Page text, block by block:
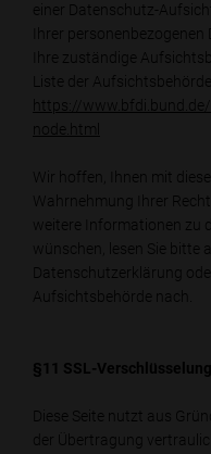
einer Datenschutz-
Ihrer
Ihre zuständige
Liste der
https://
node.html
Wir hoffen, Ihnen mit
Wahrnehmung Ihrer
weitere Informationen zu
wünschen, lesen Sie
Datenschutzerklärung
Aufsichtsbehörde nach.
§11 SSL-Verschlüsselung
Diese Seite nutzt aus
der Übertragung